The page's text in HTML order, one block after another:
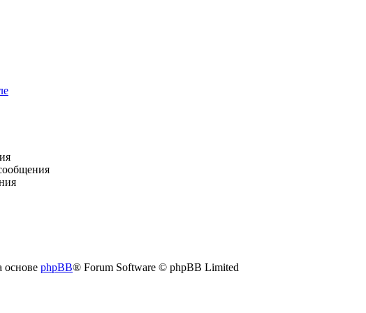
основе phpBB® Forum Software © phpBB Limited